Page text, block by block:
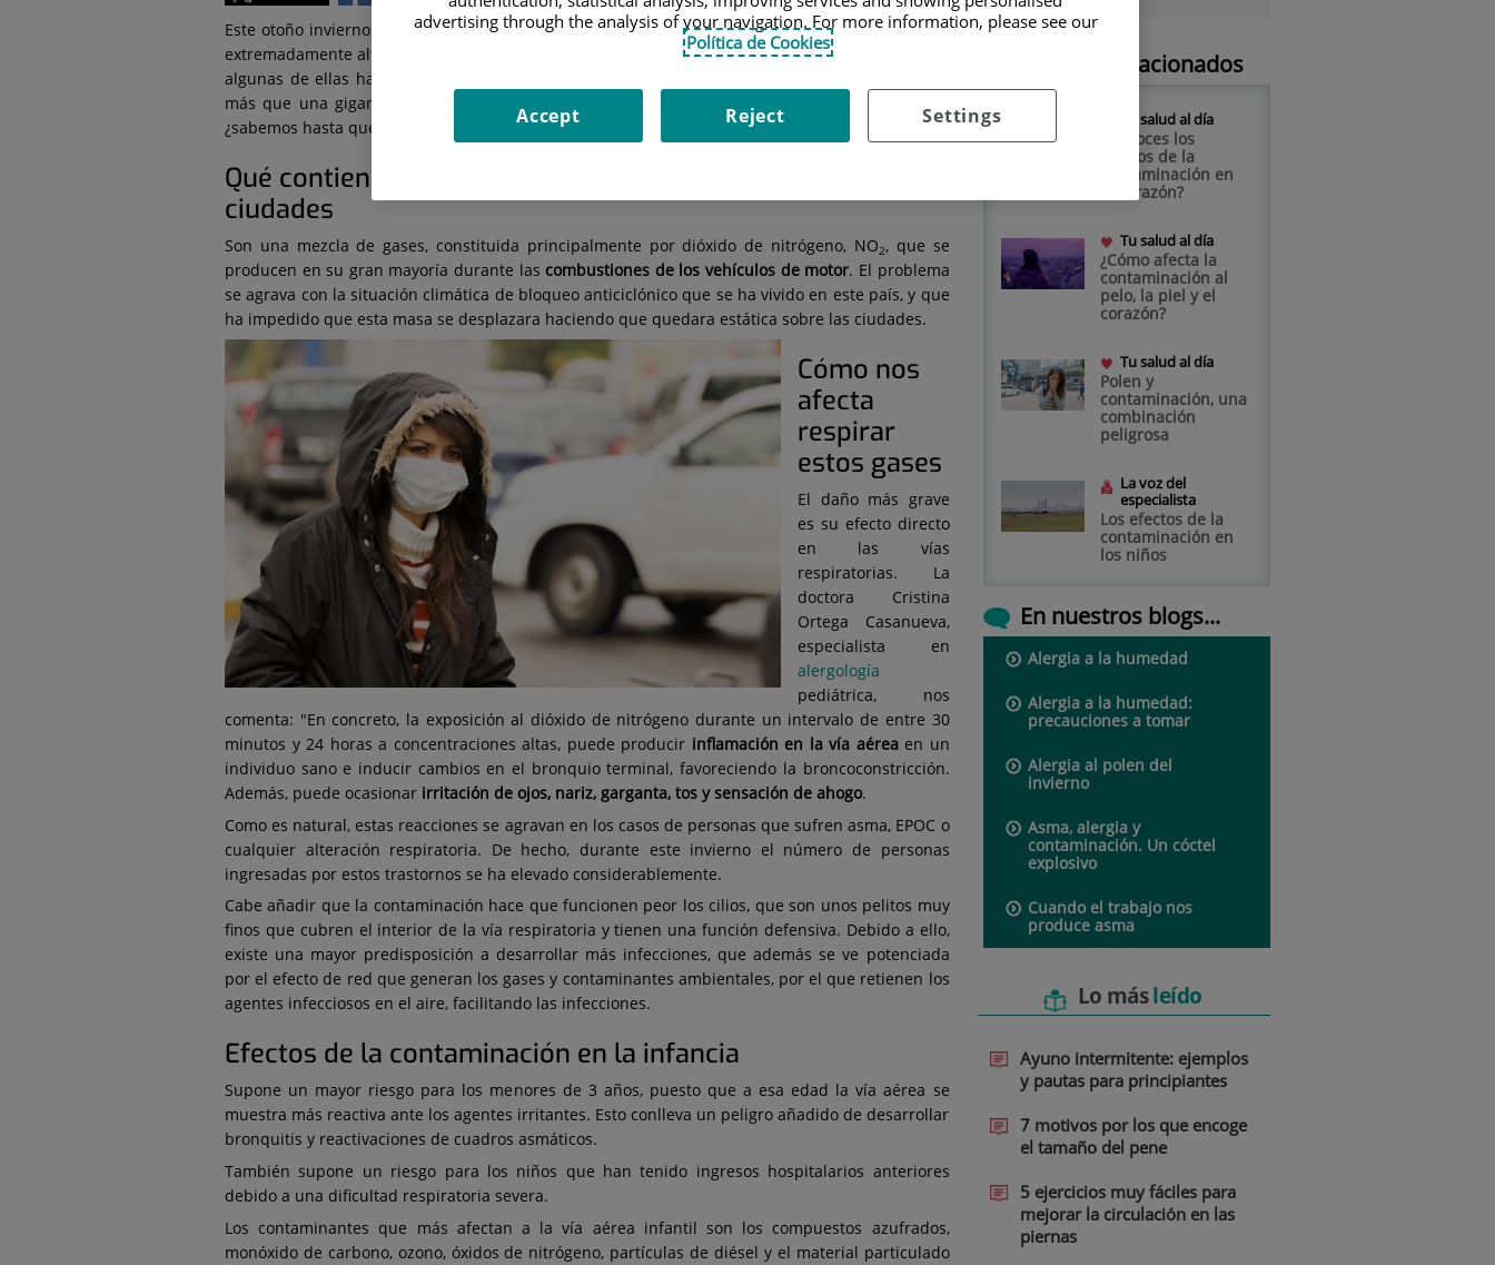
Este otoño invierno, una vez más, estamos escuchando que los niveles de contaminación están
extremadamente altos, sobre todo en las grandes ciudades. De hecho, las personas que viven en
algunas de ellas han sido testigos de lo que se ha venido llamando "la boina gris", que no es
más que una gigantesca
masa de aire de gases contaminantes y nocivos para la salud
¿sabemos hasta qué punto estos compuestos pueden perjudicarnos?
Qué contienen las nubes grises acumuladas sobre las
ciudades
Son una mezcla de gases, constituida principalmente por dióxido de nitrógeno, NO2, que se
producen en su gran mayoría durante las combustiones de los vehículos de motor. El problema
se agrava con la situación climática de bloqueo anticiclónico que se ha vivido en este país, y que
ha impedido que esta masa se desplazara haciendo que quedara estática sobre las ciudades.
Cómo nos
afecta
respirar
estos gases
El daño más grave
es su efecto directo
en las vías
respiratorias. La
doctora Cristina
Ortega Casanueva,
especialista en
alergología
pediátrica, nos
comenta: "En concreto, la exposición al dióxido de nitrógeno durante un intervalo de entre 30
minutos y 24 horas a concentraciones altas, puede producir inflamación en la vía aéreaen un
individuo sano e inducir cambios en el bronquio terminal, favoreciendo la broncoconstricción.
Además, puede ocasionar irritación de ojos, nariz, garganta, tos y sensación de ahogo.
Como es natural, estas reacciones se agravan en los casos de personas que sufren asma, EPOC o
cualquier alteración respiratoria. De hecho, durante este invierno el número de personas
ingresadas por estos trastornos se ha elevado considerablemente.
Cabe añadir que la contaminación hace que funcionen peor los cilios, que son unos pelitos muy
finos que cubren el interior de la vía respiratoria y tienen una función defensiva. Debido a ello,
existe una mayor predisposición a desarrollar más infecciones, que además se ve potenciada
por el efecto de red que generan los gases y contaminantes ambientales, por el que retienen los
agentes infecciosos en el aire, facilitando las infecciones.
Efectos de la contaminación en la infancia
Supone un mayor riesgo para los menores de 3 años, puesto que a esa edad la vía aérea se
muestra más reactiva ante los agentes irritantes. Esto conlleva un peligro añadido de desarrollar
bronquitis y reactivaciones de cuadros asmáticos.
También supone un riesgo para los niños que han tenido ingresos hospitalarios anteriores
debido a una dificultad respiratoria severa.
Los contaminantes que más afectan a la vía aérea infantil son los compuestos azufrados,
monóxido de carbono, ozono, óxidos de nitrógeno, partículas de diésel y el material particulado
Artículos relacionados
Tu salud al día
¿Conoces los
riesgos de la
contaminación en
el corazón?
Tu salud al día
¿Cómo afecta la
contaminación al
pelo, la piel y el
corazón?
Tu salud al día
Polen y
contaminación, una
combinación
peligrosa
La voz del
especialista
Los efectos de la
contaminación en
los niños
En nuestros blogs...
Alergia a la humedad
Alergia a la humedad:
precauciones a tomar
Alergia al polen del
invierno
Asma, alergia y
contaminación. Un cóctel
explosivo
Cuando el trabajo nos
produce asma
Lo másleído
Ayuno intermitente: ejemplos
y pautas para principiantes
7 motivos por los que encoge
el tamaño del pene
5 ejercicios muy fáciles para
mejorar la circulación en las
piernas
advertising through the analysis of your navigation. For more information, please see our
Política de Cookies
Settings
Reject
Accept